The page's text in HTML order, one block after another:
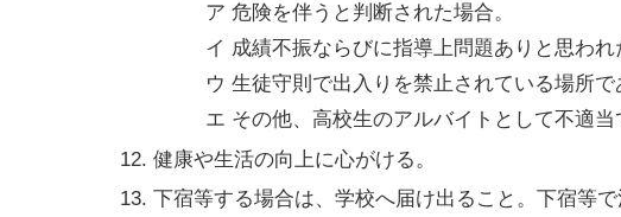
ア 危険を伴うと判断された場合。
イ 成績不振ならびに指導上問題ありと思われ
ウ 生徒守則で出入りを禁止されている場所で
エ その他、高校生のアルバイトとして不適当
健康や生活の向上に心がける。
下宿等する場合は、学校へ届け出ること。下宿等